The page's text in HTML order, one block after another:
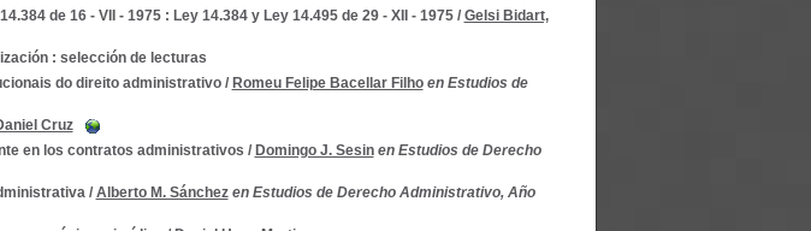
de 16 - VII - 1975 : Ley 14.384 y Ley 14.495 de 29 - XII - 1975/ Gelsi Bidart,
: selección de lecturas
do direito administrativo/ Romeu Felipe Bacellar Filho en Estudios de
Cruz
en los contratos administrativos / Domingo J. Sesin en Estudios de Derecho
/ Alberto M. Sánchez en Estudios de Derecho Administrativo, Año